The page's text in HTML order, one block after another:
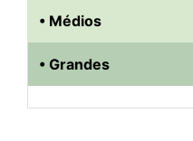
• Médios
• Grandes